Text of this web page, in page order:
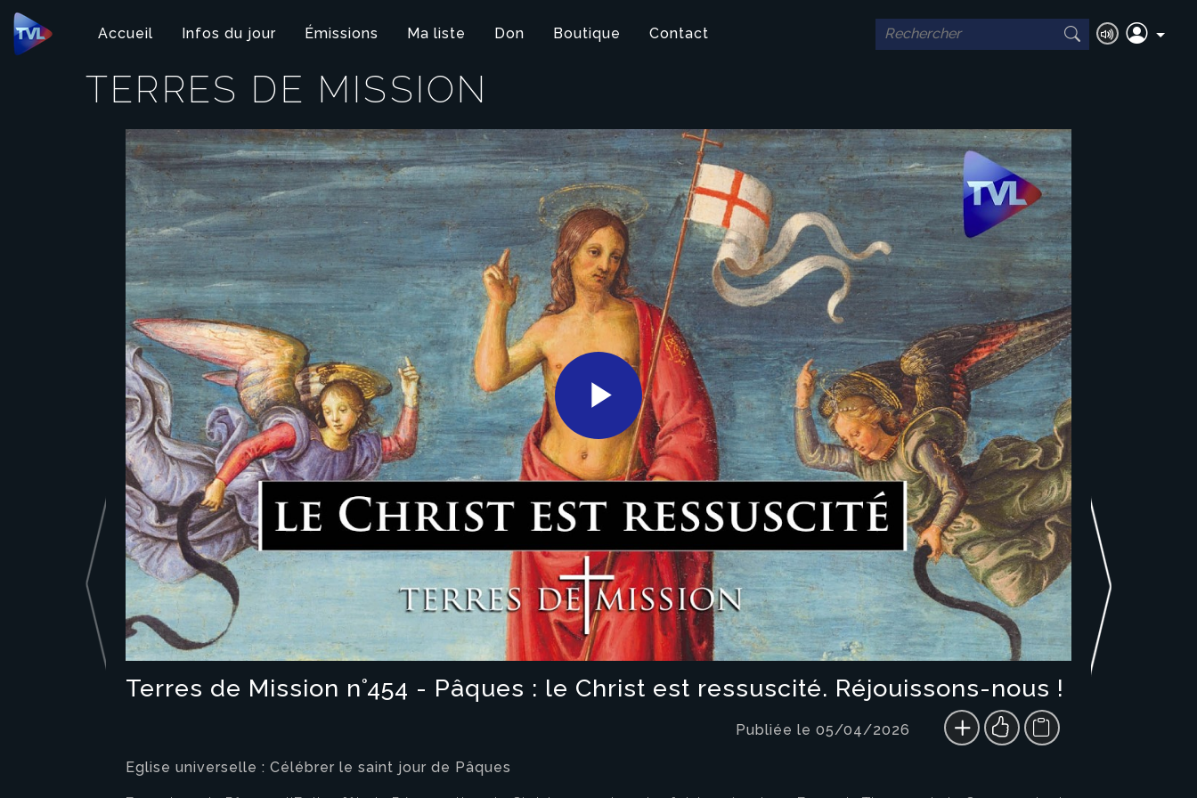
Panneau de gestion des cookies
Accueil Infos du jour Émissions Ma liste Don Boutique Contact
TERRES DE MISSION
Play
Video
Terres de Mission n°454 - Pâques : le Christ est ressuscité. Réjouissons-nous !
Publiée le 05/04/2026
Eglise universelle : Célébrer le saint jour de Pâques